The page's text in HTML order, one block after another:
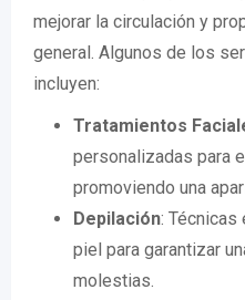
mejorar la circulación y
general. Algunos de los
incluyen:
Tratamientos
personalizadas para
promoviendo una
Depilación:
piel para garantizar
molestias.